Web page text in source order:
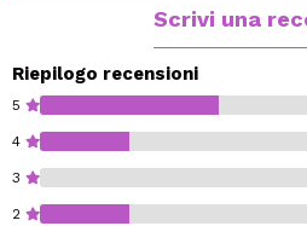
compatta o un'ombra leggera.
Vegan.
Scrivi una
Riepilogo recensioni
5
4
3
2